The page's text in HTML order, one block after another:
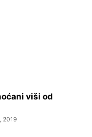
viši od
2019